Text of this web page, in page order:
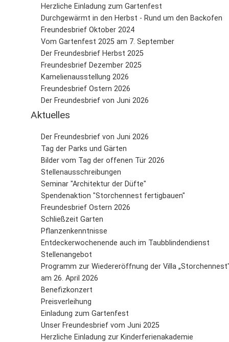
Herzliche Einladung zum Gartenfest
Durchgewärmt in den Herbst - Rund um den Backofen
Freundesbrief Oktober 2024
Vom Gartenfest 2025 am 7. September
Der Freundesbrief Herbst 2025
Freundesbrief Dezember 2025
Kamelienausstellung 2026
Freundesbrief Ostern 2026
Der Freundesbrief von Juni 2026
Aktuelles
Der Freundesbrief von Juni 2026
Tag der Parks und Gärten
Bilder vom Tag der offenen Tür 2026
Stellenausschreibungen
Seminar "Architektur der Düfte"
Spendenaktion "Storchennest fertigbauen"
Freundesbrief Ostern 2026
Schließzeit Garten
Pflanzenkenntnisse
Entdeckerwochenende auch im Taubblindendienst
Stellenangebot
Programm zur Wiedereröffnung der Villa
am 26. April 2026
Benefizkonzert
Preisverleihung
Einladung zum Gartenfest
Unser Freundesbrief vom Juni 2025
Herzliche Einladung zur Kinderferienakademie